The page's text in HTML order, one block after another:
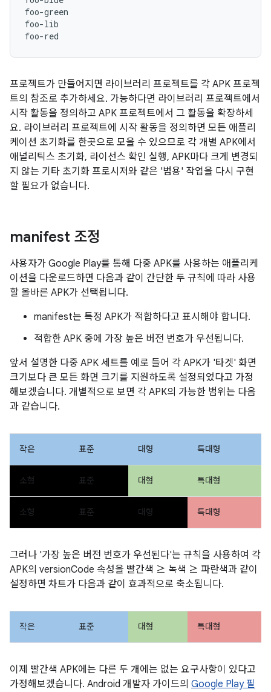
foo-green
foo-lib
프로젝트가 만들어지면 라이브러리 프로젝트를 각 APK 프로젝
트의 참조로 추가하세요. 가능하다면 라이브러리 프로젝트에서
시작 활동을 정의하고 APK 프로젝트에서 그 활동을 확장하세
요. 라이브러리 프로젝트에 시작 활동을 정의하면 모든 애플리
케이션 초기화를 한곳으로 모을 수 있으므로 각 개별 APK에서
애널리틱스 초기화, 라이선스 확인 실행, APK마다 크게 변경되
지 않는 기타 초기화 프로시저와 같은 '범용' 작업을 다시 구현
할 필요가 없습니다.
manifest 조정
사용자가 Google Play를 통해 다중 APK를 사용하는 애플리케
이션을 다운로드하면 다음과 같이 간단한 두 규칙에 따라 사용
할 올바른 APK가 선택됩니다.
manifest는 특정 APK가 적합하다고 표시해야 합니다.
적합한 APK 중에 가장 높은 버전 번호가 우선됩니다.
앞서 설명한 다중 APK 세트를 예로 들어 각 APK가 '타겟' 화면
크기보다 큰 모든 화면 크기를 지원하도록 설정되었다고 가정
해보겠습니다. 개별적으로 보면 각 APK의 가능한 범위는 다음
과 같습니다.
작은 표준 대형 특대형
소형 표준 대형 특대형
소형 표준 대형 특대형
그러나 '가장 높은 버전 번호가 우선된다'는 규칙을 사용하여 각
APK의 versionCode 속성을 빨간색 ≥ 녹색 ≥ 파란색과 같이
설정하면 차트가 다음과 같이 효과적으로 축소됩니다.
작은 표준 대형 특대형
이제 빨간색 APK에는 다른 두 개에는 없는 요구사항이 있다고
가정해보겠습니다. Android 개발자 가이드의 Google Play 필